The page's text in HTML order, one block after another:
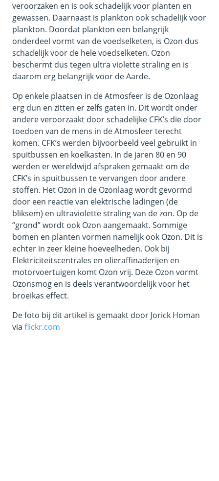
veroorzaken en is ook schadelijk voor planten en
gewassen. Daarnaast is plankton ook schadelijk voor
plankton. Doordat plankton een belangrijk
onderdeel vormt van de voedselketen, is Ozon dus
schadelijk voor de hele voedselketen. Ozon
beschermt dus tegen ultra violette straling en is
daarom erg belangrijk voor de Aarde.
Op enkele plaatsen in de Atmosfeer is de Ozonlaag
erg dun en zitten er zelfs gaten in. Dit wordt onder
andere veroorzaakt door schadelijke CFK’s die door
toedoen van de mens in de Atmosfeer terecht
komen. CFK’s werden bijvoorbeeld veel gebruikt in
spuitbussen en koelkasten. In de jaren 80 en 90
werden er wereldwijd afspraken gemaakt om de
CFK’s in spuitbussen te vervangen door andere
stoffen. Het Ozon in de Ozonlaag wordt gevormd
door een reactie van elektrische ladingen (de
bliksem) en ultraviolette straling van de zon. Op de
“grond” wordt ook Ozon aangemaakt. Sommige
bomen en planten vormen namelijk ook Ozon. Dit is
echter in zeer kleine hoeveelheden. Ook bij
Elektriciteitscentrales en olieraffinaderijen en
motorvoertuigen komt Ozon vrij. Deze Ozon vormt
Ozonsmog en is deels verantwoordelijk voor het
broeikas effect.
De foto bij dit artikel is gemaakt door Jorick Homan
via flickr.com